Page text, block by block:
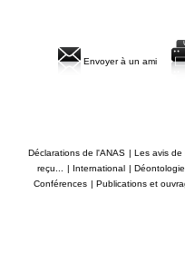
Envoyer à un ami
Déclarations de l'ANAS | Les avis de
reçu...
| International | Déontologie
Conférences | Publications et